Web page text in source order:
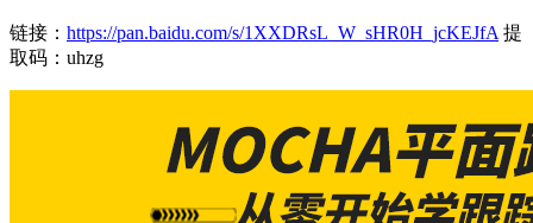
链接： https://pan.baidu.com/s/1XXDRsL_W_sHR0H_jcKEJfA提
取码：uhzg